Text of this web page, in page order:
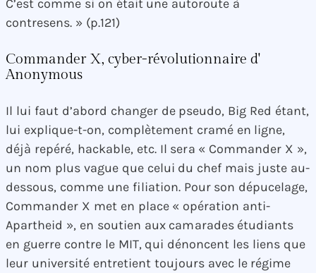
C’est comme si on était une autoroute à
contresens. » (p.121)
Commander X, cyber-révolutionnaire d'
Anonymous
Il lui faut d’abord changer de pseudo, Big Red étant,
lui explique-t-on, complètement cramé en ligne,
déjà repéré, hackable, etc. Il sera « Commander X »,
un nom plus vague que celui du chef mais juste au-
dessous, comme une filiation. Pour son dépucelage,
Commander X met en place « opération anti-
Apartheid », en soutien aux camarades étudiants
en guerre contre le MIT, qui dénoncent les liens que
leur université entretient toujours avec le régime